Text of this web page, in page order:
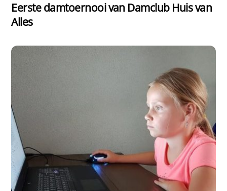
Eerste damtoernooi van Damclub Huis van
Alles